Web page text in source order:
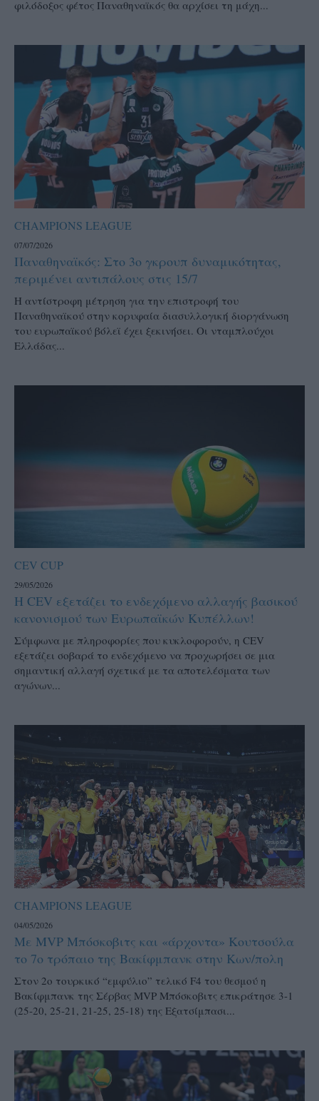
φιλόδοξος φέτος Παναθηναϊκός θα αρχίσει τη μάχη...
CHAMPIONS LEAGUE
07/07/2026
Παναθηναϊκός: Στο 3ο γκρουπ δυναμικότητας,
περιμένει αντιπάλους στις 15/7
Η αντίστροφη μέτρηση για την επιστροφή του
Παναθηναϊκού στην κορυφαία διασυλλογική διοργάνωση
του ευρωπαϊκού βόλεϊ έχει ξεκινήσει. Οι νταμπλούχοι
Ελλάδας...
CEV CUP
29/05/2026
Η CEV εξετάζει το ενδεχόμενο αλλαγής βασικού
κανονισμού των Ευρωπαϊκών Κυπέλλων!
Σύμφωνα με πληροφορίες που κυκλοφορούν, η CEV
εξετάζει σοβαρά το ενδεχόμενο να προχωρήσει σε μια
σημαντική αλλαγή σχετικά με τα αποτελέσματα των
αγώνων...
CHAMPIONS LEAGUE
04/05/2026
Με MVP Μπόσκοβιτς και «άρχοντα» Κουτσούλα
το 7ο τρόπαιο της Βακίφμπανκ στην Κων/πολη
Στον 2ο τουρκικό “εμφύλιο” τελικό F4 του θεσμού η
Βακίφμπανκ της Σέρβας MVP Μπόσκοβιτς επικράτησε 3-1
(25-20, 25-21, 21-25, 25-18) της Εξατσίμπασι...